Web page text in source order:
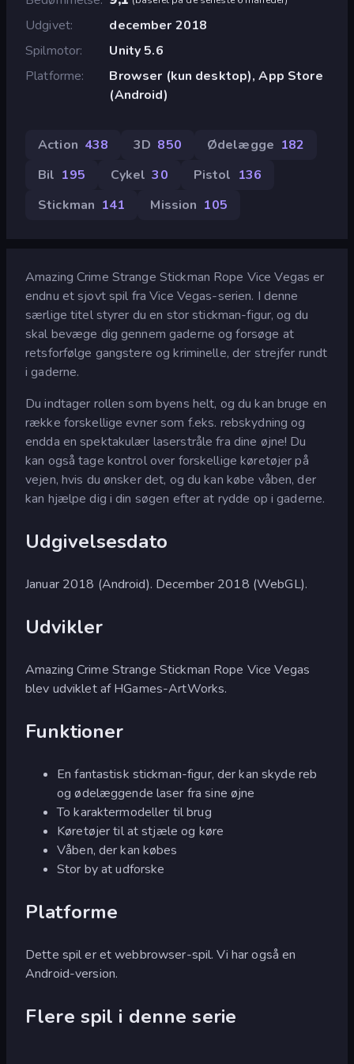
Udgivet
december 2018
Spilmotor
Unity 5.6
Platforme
Browser (kun desktop), App Store
(Android)
Action 438 3D 850 Ødelægge 182
Bil 195 Cykel 30 Pistol 136
Stickman 141 Mission 105
Amazing Crime Strange Stickman Rope Vice Vegas er
endnu et sjovt spil fra Vice Vegas-serien. I denne
særlige titel styrer du en stor stickman-figur, og du
skal bevæge dig gennem gaderne og forsøge at
retsforfølge gangstere og kriminelle, der strejfer rundt
i gaderne.
Du indtager rollen som byens helt, og du kan bruge en
række forskellige evner som f.eks. rebskydning og
endda en spektakulær laserstråle fra dine øjne! Du
kan også tage kontrol over forskellige køretøjer på
vejen, hvis du ønsker det, og du kan købe våben, der
kan hjælpe dig i din søgen efter at rydde op i gaderne.
Udgivelsesdato
Januar 2018 (Android). December 2018 (WebGL).
Udvikler
Amazing Crime Strange Stickman Rope Vice Vegas
blev udviklet af HGames-ArtWorks.
Funktioner
En fantastisk stickman-figur, der kan skyde reb
og ødelæggende laser fra sine øjne
To karaktermodeller til brug
Køretøjer til at stjæle og køre
Våben, der kan købes
Stor by at udforske
Platforme
Dette spil er et webbrowser-spil. Vi har også en
Android-version.
Flere spil i denne serie